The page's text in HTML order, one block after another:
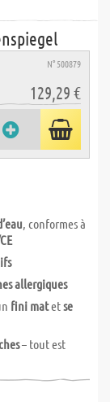
N° 500879
129,29 €
, conformes à
allergiques
fini matetse
– tout est